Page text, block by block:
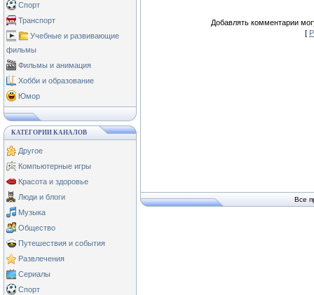
Спорт
Транспорт
Учебные и развивающие
фильмы
Фильмы и анимация
Хобби и образование
Юмор
КАТЕГОРИИ КАНАЛОВ
Другое
Компьютерные игры
Красота и здоровье
Люди и блоги
Музыка
Общество
Путешествия и события
Развлечения
Сериалы
Спорт
Добавлять комментарии
[
Все